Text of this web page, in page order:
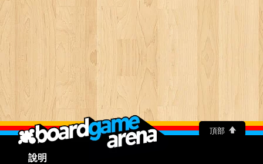
頂部
說明